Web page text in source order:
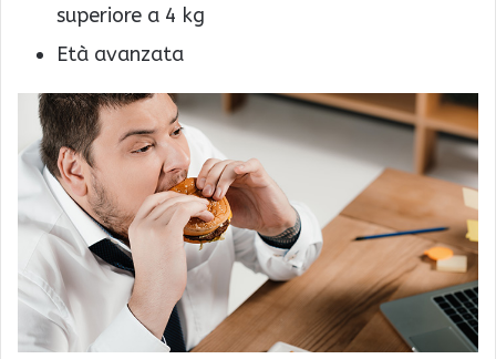
superiore a 4 kg
Età avanzata